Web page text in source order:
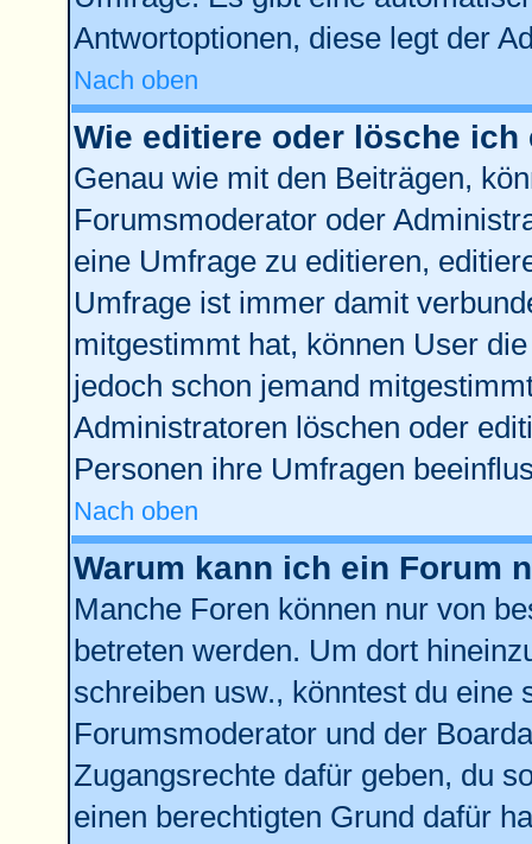
Antwortoptionen, diese legt der
Nach oben
Wie editiere oder lösche ich
Genau wie mit den Beiträgen,
Forumsmoderator oder
eine Umfrage zu editieren,
Umfrage ist immer damit
mitgestimmt hat, können User
jedoch schon jemand
Administratoren löschen oder
Personen ihre Umfragen
Nach oben
Warum kann ich ein Forum
Manche Foren können nur von
betreten werden. Um dort
schreiben usw., könntest du eine
Forumsmoderator und der
Zugangsrechte dafür geben, du
einen berechtigten Grund dafür